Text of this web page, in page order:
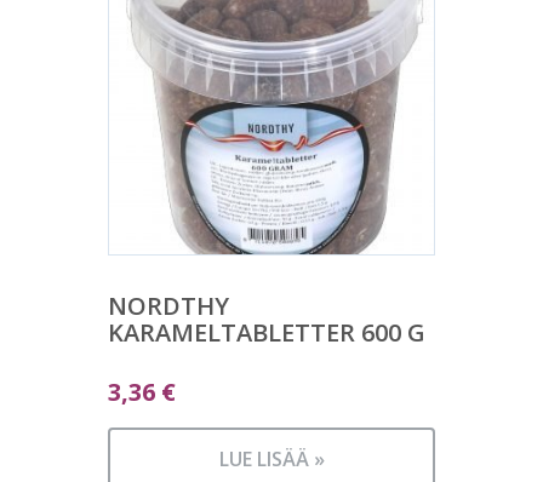
NORDTHY
KARAMELTABLETTER 600 G
3,36 €
LUE LISÄÄ »